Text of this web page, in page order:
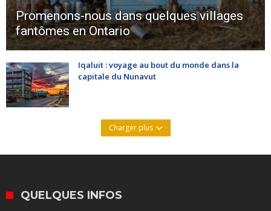
Promenons-nous dans quelques villages
fantômes en Ontario
Iqaluit : voyage au bout du monde dans la
capitale du Nunavut
Charger plus
QUELQUES INFOS